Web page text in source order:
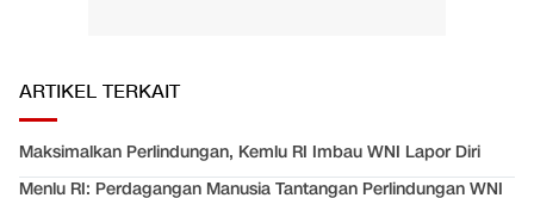
ARTIKEL TERKAIT
Maksimalkan Perlindungan, Kemlu RI Imbau WNI Lapor Diri
Menlu RI: Perdagangan Manusia Tantangan Perlindungan WNI